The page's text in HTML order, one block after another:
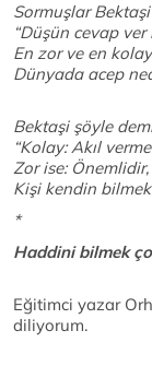
Sormuşlar
“Düşün cevap ver
En zor ve en
Dünyada acep
Bektaşi şöyle
“Kolay: Akıl
Zor ise: Önemlidir,
Kişi kendin
*
Haddini bilmek
Eğitimci yazar
diliyorum.